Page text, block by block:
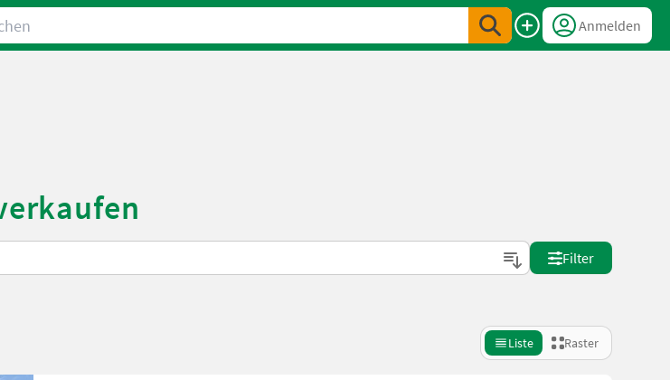
Anmelden
Filter
Liste Raster